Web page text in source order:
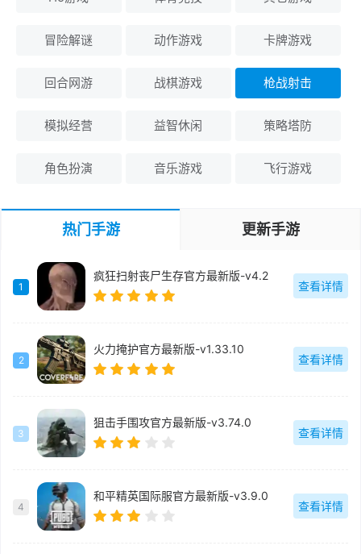
冒险解谜 动作游戏 卡牌游戏
回合网游 战棋游戏 枪战射击
模拟经营 益智休闲 策略塔防
角色扮演 音乐游戏 飞行游戏
热门手游 更新手游
1
疯狂扫射丧尸生存官方最新版-v4.2
查看详情
2
火力掩护官方最新版-v1.33.10
查看详情
3
狙击手围攻官方最新版-v3.74.0
查看详情
4
和平精英国际服官方最新版-v3.9.0
查看详情